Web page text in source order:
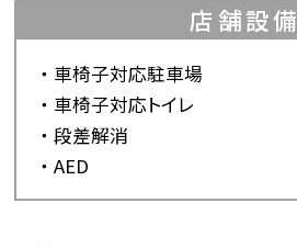
店舗設備
車椅子対応駐車場
車椅子対応トイレ
段差解消
AED